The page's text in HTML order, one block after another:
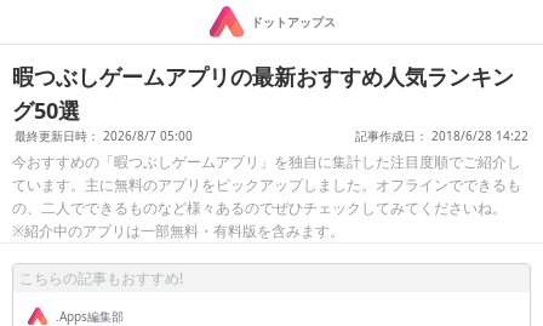
ドットアップス
暇つぶしゲームアプリの最新おすすめ人気ランキン
グ50選
最終更新日時： 2026/8/7 05:00 記事作成日： 2018/6/28 14:22
今おすすめの「暇つぶしゲームアプリ」を独自に集計した注目度順でご紹介し
ています。主に無料のアプリをピックアップしました。オフラインでできるも
の、二人でできるものなど様々あるのでぜひチェックしてみてくださいね。
※紹介中のアプリは一部無料・有料版を含みます。
こちらの記事もおすすめ!
.Apps編集部